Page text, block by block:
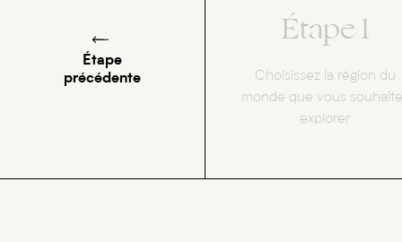
Étape
précédente
Étape 1
Choisissez la région du
monde que vous
explorer